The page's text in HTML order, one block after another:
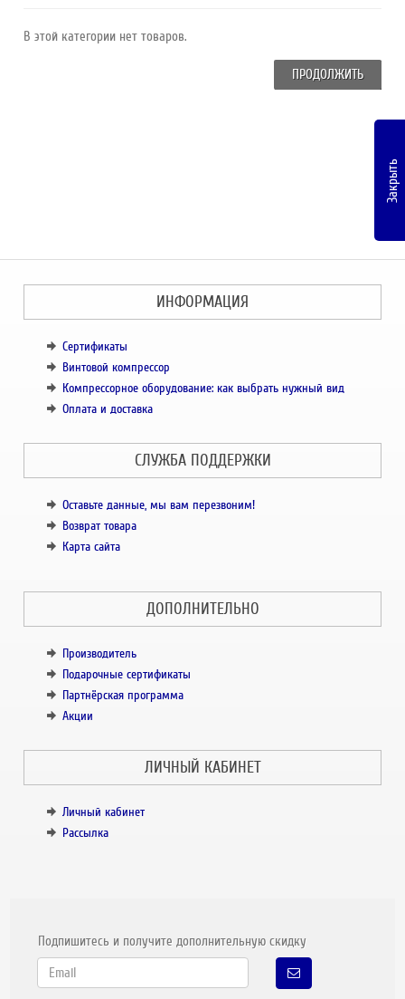
В этой категории нет товаров.
ПРОДОЛЖИТЬ
ИНФОРМАЦИЯ
Сертификаты
Винтовой компрессор
Компрессорное оборудование: как выбрать нужный вид
Оплата и доставка
СЛУЖБА ПОДДЕРЖКИ
Оставьте данные, мы вам перезвоним!
Возврат товара
Карта сайта
ДОПОЛНИТЕЛЬНО
Производитель
Подарочные сертификаты
Партнёрская программа
Акции
ЛИЧНЫЙ КАБИНЕТ
Личный кабинет
Рассылка
Подпишитесь и получите дополнительную скидку
Закрыть